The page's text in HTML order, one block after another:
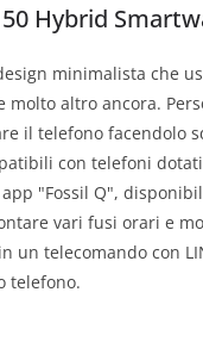
Hybrid
minimalista che
molto altro ancora.
il telefono facendolo
con telefoni
"Fossil Q",
vari fusi orari e
un telecomando con
telefono.